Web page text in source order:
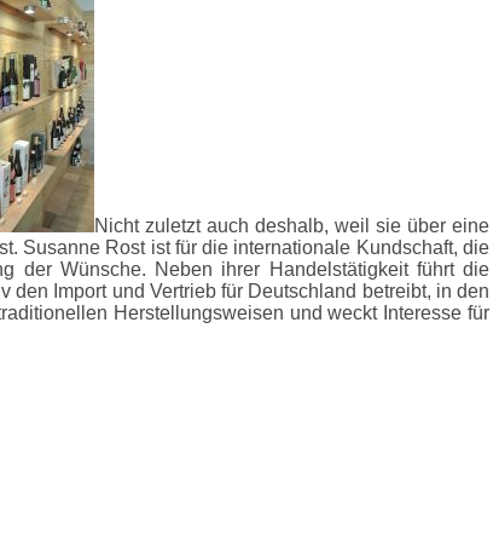
Nicht zuletzt auch deshalb, weil sie über eine
Susanne Rost ist für die internationale Kundschaft, die
der Wünsche. Neben ihrer Handelstätigkeit führt die
Import und Vertrieb für Deutschland betreibt, in den
Herstellungsweisen und weckt Interesse für